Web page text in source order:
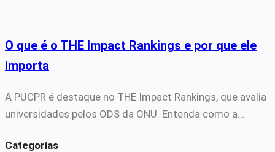
O que é o THE Impact Rankings e por que ele
importa
A PUCPR é destaque no THE Impact Rankings, que avalia
universidades pelos ODS da ONU. Entenda como a…
Categorias